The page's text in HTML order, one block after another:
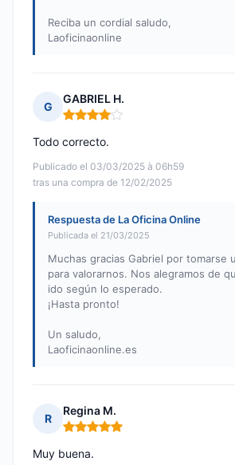
Reciba un cordial saludo,
Laoficinaonline
G
GABRIEL H.
Nota: 4 de 5
Publicado el 03/03/2025 à 06h59
tras una compra de 12/02/2025
Todo correcto.
Respuesta de La Oficina Online
Publicada el 21/03/2025
Muchas gracias Gabriel por tomarse
para valorarnos. Nos alegramos de
ido según lo esperado.
¡Hasta pronto!
Un saludo,
Laoficinaonline.es
R
Regina M.
Nota: 5 de 5
Muy buena.